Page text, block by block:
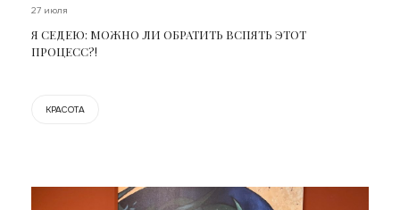
27 июля
Я СЕДЕЮ: МОЖНО ЛИ ОБРАТИТЬ ВСПЯТЬ ЭТОТ
ПРОЦЕСС?!
КРАСОТА